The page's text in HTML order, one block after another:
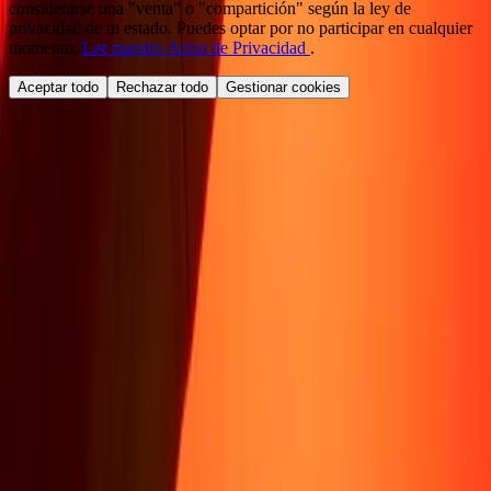
considerarse una "venta" o "compartición" según la ley de
privacidad de tu estado. Puedes optar por no participar en cualquier
momento. Lee nuestro Aviso de Privacidad .
Aceptar todo Rechazar todo Gestionar cookies